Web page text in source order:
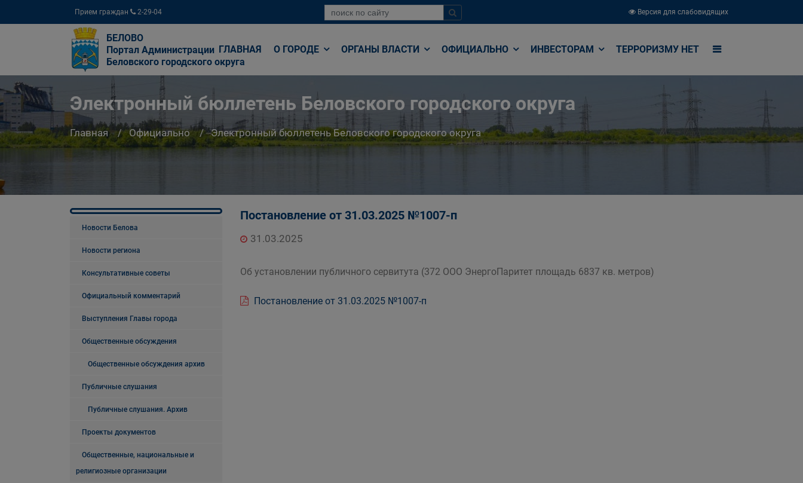
Прием граждан 2-29-04 Версия для слабовидящих
БЕЛОВО
Портал Администрации
Беловского городского округа
ГЛАВНАЯ О ГОРОДЕ ОРГАНЫ ВЛАСТИ ОФИЦИАЛЬНО ИНВЕСТОРАМ ТЕРРОРИЗМУ НЕТ
Электронный бюллетень Беловского городского округа
Главная Официально Электронный бюллетень Беловского городского округа
Новости Белова
Новости региона
Консультативные советы
Официальный комментарий
Выступления Главы города
Общественные обсуждения
Общественные обсуждения архив
Публичные слушания
Публичные слушания. Архив
Проекты документов
Общественные, национальные и
религиозные организации
Постановление от 31.03.2025 №1007-п
31.03.2025
Об установлении публичного сервитута (372 ООО ЭнергоПаритет площадь 6837 кв. метров)
Постановление от 31.03.2025 №1007-п